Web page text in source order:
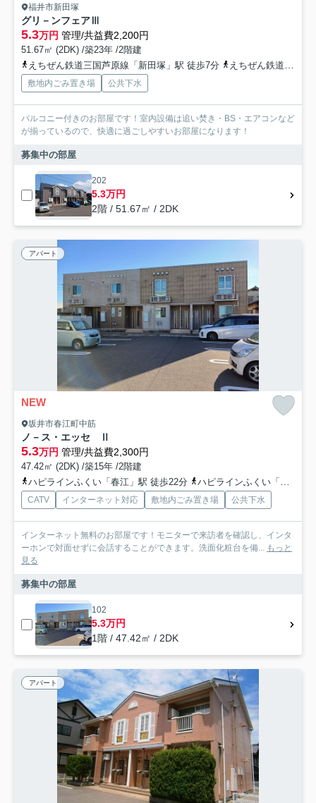
福井市新田塚
グリ－ンフェアⅢ
5.3万円 管理/共益費2,200円
51.67㎡ (2DK) /築23年 /2階建
えちぜん鉄道三国芦原線「新田塚」駅 徒歩7分
えちぜん鉄道三国芦原線「中角」駅 徒歩16分
敷地内ごみ置き場 公共下水
バルコニー付きのお部屋です！室内設備は追い焚き・BS・エアコンなど
が揃っているので、快適に過ごしやすいお部屋になります！
募集中の部屋
202
5.3万円
2階 / 51.67㎡ / 2DK
アパート
NEW
坂井市春江町中筋
ノ－ス・エッセ Ⅱ
5.3万円 管理/共益費2,300円
47.42㎡ (2DK) /築15年 /2階建
ハピラインふくい「春江」駅 徒歩22分
ハピラインふくい「森田」駅 徒歩42分
CATV インターネット対応 敷地内ごみ置き場 公共下水
インターネット無料のお部屋です！モニターで来訪者を確認し、インタ
ーホンで対面せずに会話することができます。洗面化粧台を備... もっと
見る
募集中の部屋
102
5.3万円
1階 / 47.42㎡ / 2DK
アパート